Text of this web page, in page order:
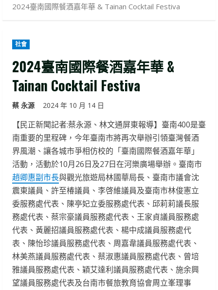
2024臺南國際餐酒嘉年華 & Tainan Cocktail Festiva
社會
2024臺南國際餐酒嘉年華 &
Tainan Cocktail Festiva
蔡 永源 2024 年 10 月 14 日
【民正新聞記者:蔡永源、林文通屏東報導】臺南400是臺
南重要的里程碑，今年臺南市將再次舉辦引領臺灣餐酒
界風潮、讓各城市爭相仿校的「臺南國際餐酒嘉年華」
活動，活動於10月26日及27日在河樂廣場舉辦。臺南市
趙卿惠副市長與觀光旅遊局林國華局長、臺南市議會沈
震東議員、許至椿議員、李啓維議員及臺南市林俊憲立
委服務處代表、陳亭妃立委服務處代表、邱莉莉議長服
務處代表、蔡宗豪議員服務處代表、王家貞議員服務處
代表、黃麗招議員服務處代表、楊中成議員服務處代
表、陳怡珍議員服務處代表、周嘉韋議員服務處代表、
林美燕議員服務處代表、蔡淑惠議員服務處代表、曾培
雅議員服務處代表、穎艾達利議員服務處代表、施余興
望議員服務處代表及台南市餐旅教育協會周立峯理事